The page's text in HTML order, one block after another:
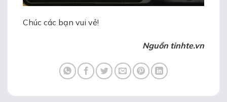
Chúc các bạn vui vẻ!
Nguồn tinhte.vn